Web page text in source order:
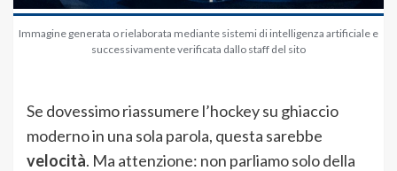
Immagine generata o rielaborata mediante sistemi di intelligenza artificiale e
successivamente verificata dallo staff del sito
Se dovessimo riassumere l’hockey su ghiaccio
moderno in una sola parola, questa sarebbe
velocità. Ma attenzione: non parliamo solo della